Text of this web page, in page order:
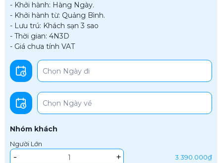
- Khởi hành: Hàng Ngày.
- Khởi hành từ: Quảng Bình.
- Lưu trú: Khách sạn 3 sao
- Thời gian: 4N3D
- Giá chưa tính VAT
Nhóm khách
Người Lớn
- + 3.390.000₫